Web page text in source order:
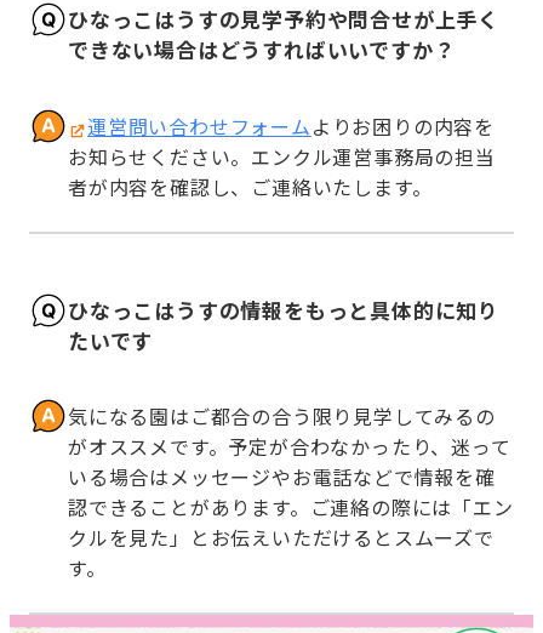
ひなっこはうすの見学予約や問合せが上手く
できない場合はどうすればいいですか？
運営問い合わせフォームよりお困りの内容を
お知らせください。エンクル運営事務局の担当
者が内容を確認し、ご連絡いたします。
ひなっこはうすの情報をもっと具体的に知り
たいです
気になる園はご都合の合う限り見学してみるの
がオススメです。予定が合わなかったり、迷って
いる場合はメッセージやお電話などで情報を確
認できることがあります。ご連絡の際には「エン
クルを見た」とお伝えいただけるとスムーズで
す。